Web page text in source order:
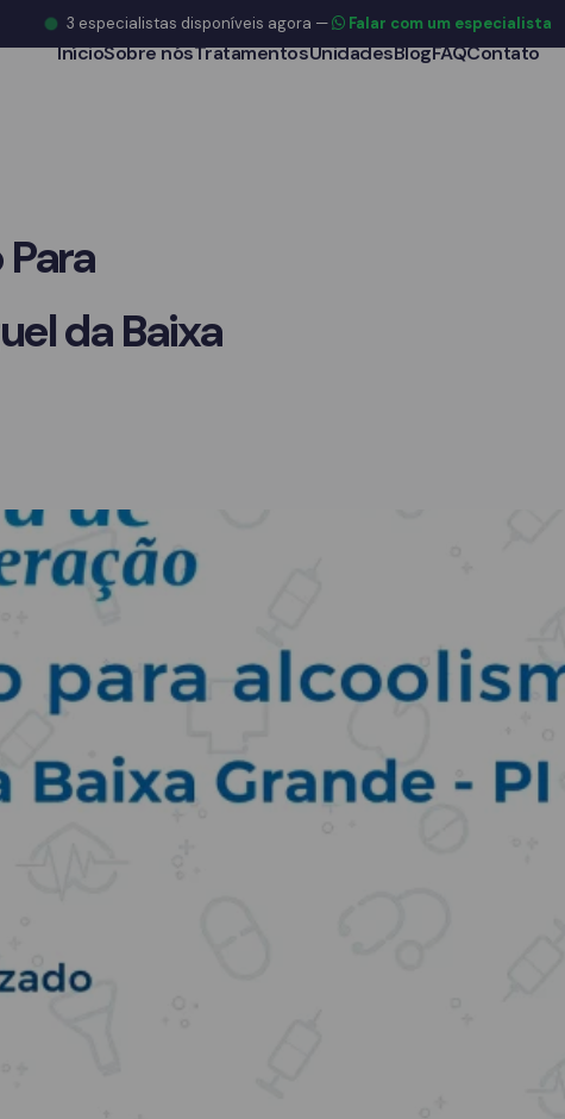
InícioSobre nósTratamentosUnidadesBlogFAQContato
da Baixa
3 especialistas disponíveis agora — Falar com um especialista